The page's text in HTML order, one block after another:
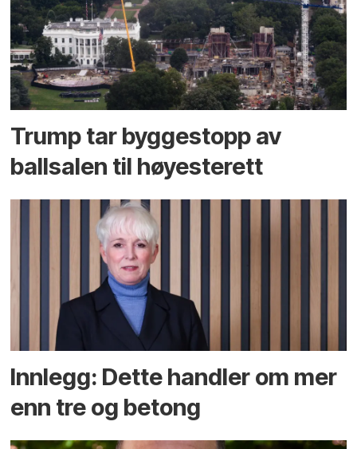
Trump tar byggestopp av
ballsalen til høyesterett
Innlegg: Dette handler om mer
enn tre og betong